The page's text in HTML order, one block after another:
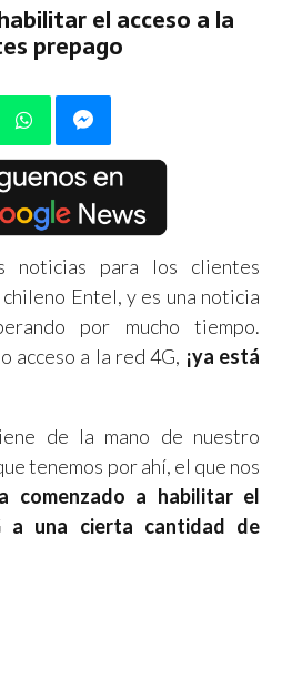
el acceso a la
prepago
noticias para los clientes
Entel, y es una noticia
por mucho tiempo.
acceso a la red 4G, ¡ya está
de la mano de nuestro
tenemos por ahí, el que nos
comenzado a habilitar el
a una cierta cantidad de